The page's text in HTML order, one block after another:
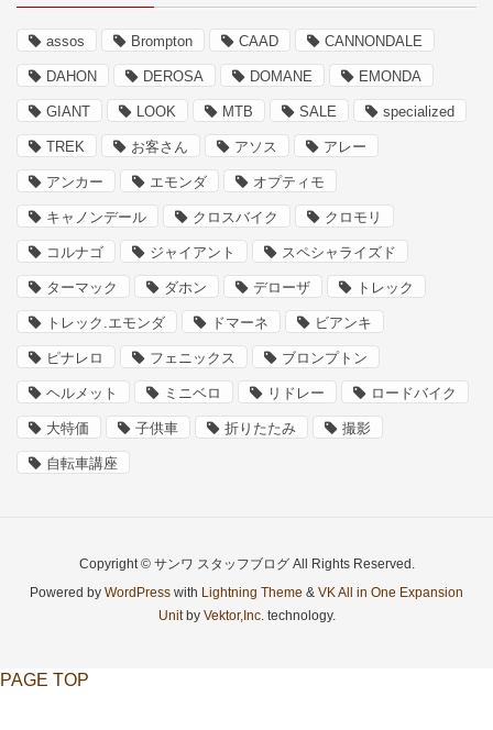
assos Brompton CAAD CANNONDALE
DAHON DEROSA DOMANE EMONDA
GIANT LOOK MTB SALE specialized
TREK お客さん アソス アレー
アンカー エモンダ オプティモ
キャノンデール クロスバイク クロモリ
コルナゴ ジャイアント スペシャライズド
ターマック ダホン デローザ トレック
トレック.エモンダ ドマーネ ビアンキ
ピナレロ フェニックス ブロンプトン
ヘルメット ミニベロ リドレー ロードバイク
大特価 子供車 折りたたみ 撮影
自転車講座
Copyright © サンワ スタッフブログ All Rights Reserved.
Powered by WordPress with Lightning Theme & VK All in One Expansion
Unitby Vektor,Inc.technology.
PAGE TOP